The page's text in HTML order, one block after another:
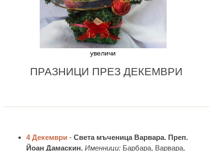
увеличи
ПРАЗНИЦИ ПРЕЗ ДЕКЕМВРИ
4 Декември -Света мъченица Варвара. Преп.
Йоан Дамаскин. Именници: Барбара, Варвара,